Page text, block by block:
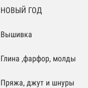
НОВЫЙ ГОД
Вышивка
Глина ,фарфор, молды
Пряжа, джут и шнуры